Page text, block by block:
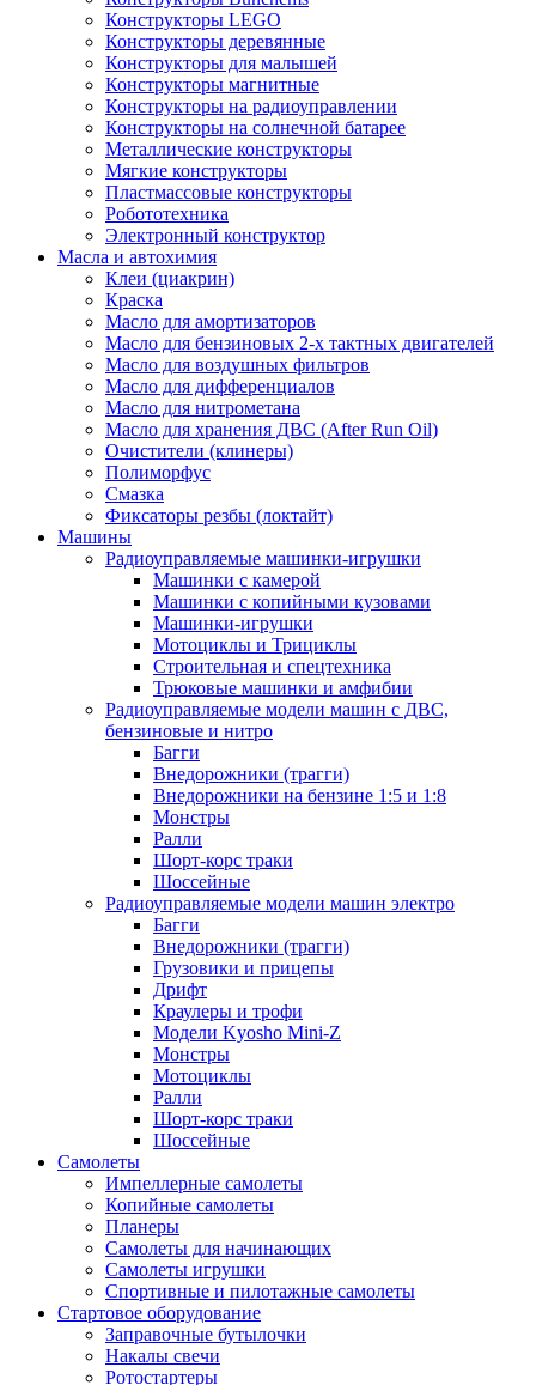
Конструкторы LEGO
Конструкторы деревянные
Конструкторы для малышей
Конструкторы магнитные
Конструкторы на радиоуправлении
Конструкторы на солнечной батарее
Металлические конструкторы
Мягкие конструкторы
Пластмассовые конструкторы
Робототехника
Электронный конструктор
Масла и автохимия
Клеи (циакрин)
Краска
Масло для амортизаторов
Масло для бензиновых 2-х тактных двигателей
Масло для воздушных фильтров
Масло для дифференциалов
Масло для нитрометана
Масло для хранения ДВС (After Run Oil)
Очистители (клинеры)
Полиморфус
Смазка
Фиксаторы резбы (локтайт)
Машины
Радиоуправляемые машинки-игрушки
Машинки с камерой
Машинки с копийными кузовами
Машинки-игрушки
Мотоциклы и Трициклы
Строительная и спецтехника
Трюковые машинки и амфибии
Радиоуправляемые модели машин с ДВС,
бензиновые и нитро
Багги
Внедорожники (трагги)
Внедорожники на бензине 1:5 и 1:8
Монстры
Ралли
Шорт-корс траки
Шоссейные
Радиоуправляемые модели машин электро
Багги
Внедорожники (трагги)
Грузовики и прицепы
Дрифт
Краулеры и трофи
Модели Kyosho Mini-Z
Монстры
Мотоциклы
Ралли
Шорт-корс траки
Шоссейные
Самолеты
Импеллерные самолеты
Копийные самолеты
Планеры
Самолеты для начинающих
Самолеты игрушки
Спортивные и пилотажные самолеты
Стартовое оборудование
Заправочные бутылочки
Накалы свечи
Ротостартеры